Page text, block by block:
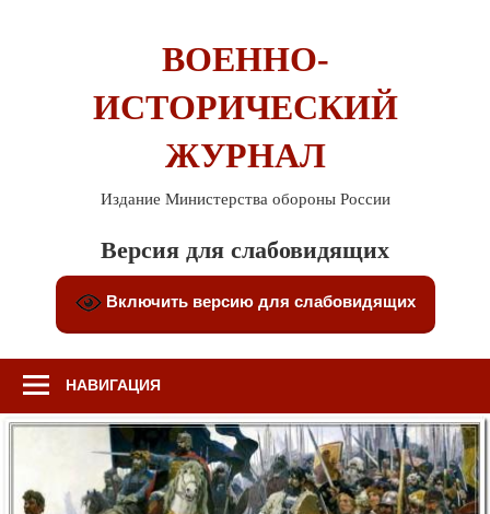
ВОЕННО-
ИСТОРИЧЕСКИЙ
ЖУРНАЛ
Издание Министерства обороны России
Версия для слабовидящих
Включить версию для слабовидящих
НАВИГАЦИЯ